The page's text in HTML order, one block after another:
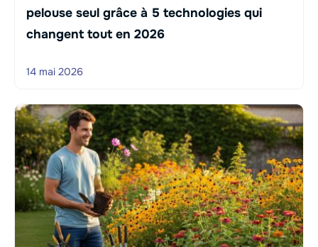
pelouse seul grâce à 5 technologies qui
changent tout en 2026
14 mai 2026